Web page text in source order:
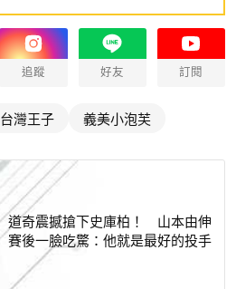
追蹤 好友 訂閱
台灣王子 義美小泡芙
道奇震撼搶下史庫柏！ 山本由伸
賽後一臉吃驚：他就是最好的投手